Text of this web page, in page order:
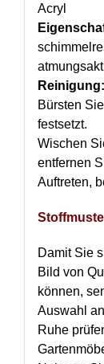
Acryl
Reinigung:
Bürsten
festsetzt.
Wischen
entfernen
Auftreten,
Damit Sie
Bild von
können,
Auswahl
Ruhe